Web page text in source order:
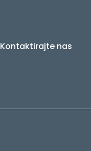
Kontaktirajte nas